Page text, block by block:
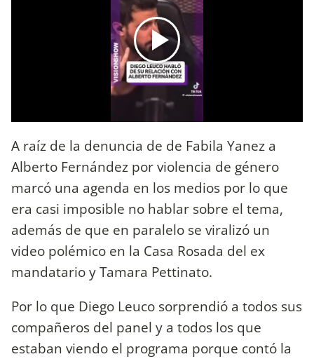
A raíz de la denuncia de de Fabila Yanez a
Alberto Fernández por violencia de género
marcó una agenda en los medios por lo que
era casi imposible no hablar sobre el tema,
además de que en paralelo se viralizó un
video polémico en la Casa Rosada del ex
mandatario y Tamara Pettinato.
Por lo que Diego Leuco sorprendió a todos sus
compañeros del panel y a todos los que
estaban viendo el programa porque contó la